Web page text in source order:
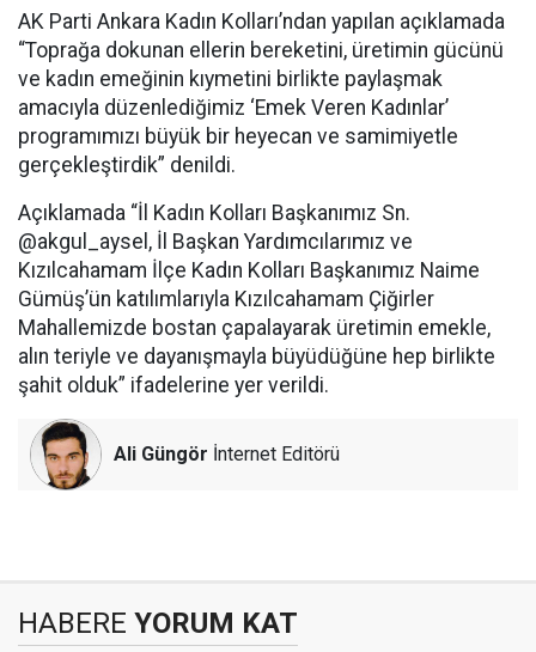
AK Parti Ankara Kadın Kolları’ndan yapılan açıklamada
“Toprağa dokunan ellerin bereketini, üretimin gücünü
ve kadın emeğinin kıymetini birlikte paylaşmak
amacıyla düzenlediğimiz ‘Emek Veren Kadınlar’
programımızı büyük bir heyecan ve samimiyetle
gerçekleştirdik” denildi.
Açıklamada “İl Kadın Kolları Başkanımız Sn.
@akgul_aysel, İl Başkan Yardımcılarımız ve
Kızılcahamam İlçe Kadın Kolları Başkanımız Naime
Gümüş’ün katılımlarıyla Kızılcahamam Çiğirler
Mahallemizde bostan çapalayarak üretimin emekle,
alın teriyle ve dayanışmayla büyüdüğüne hep birlikte
şahit olduk” ifadelerine yer verildi.
Ali Güngör İnternet Editörü
HABERE YORUM KAT